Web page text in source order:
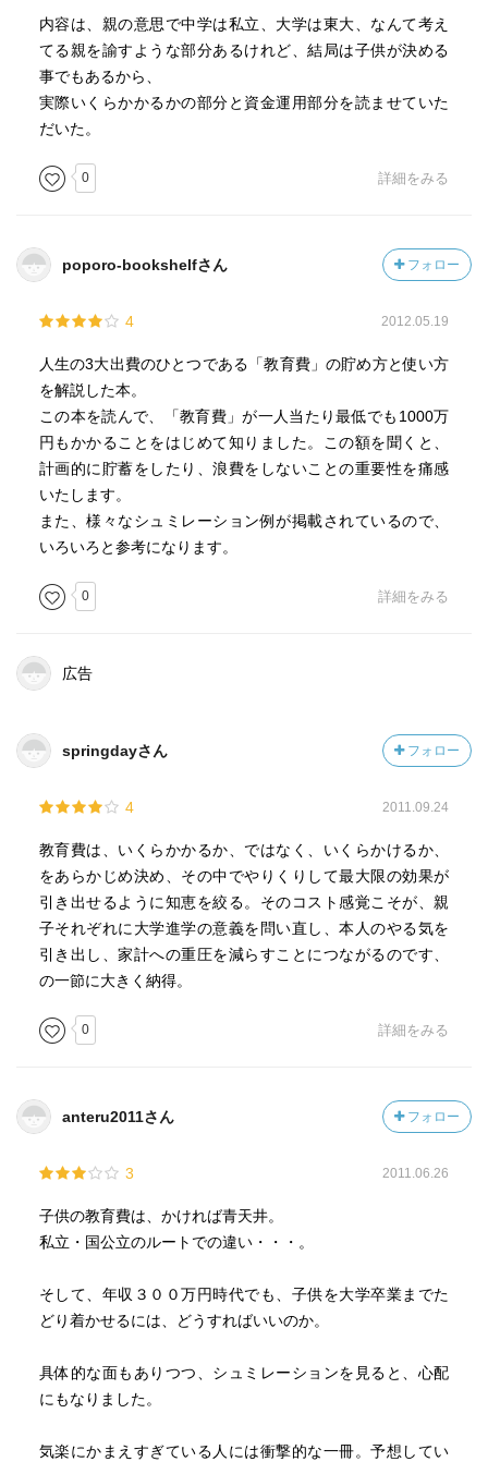
二人目の背中を押してくれた一冊です。
内容は、親の意思で中学は私立、大学は東大、なんて考え
てる親を諭すような部分あるけれど、結局は子供が決める
事でもあるから、
実際いくらかかるかの部分と資金運用部分を読ませていた
だいた。
0 詳細をみる
poporo-bookshelfさん フォロー
4 2012.05.19
人生の3大出費のひとつである「教育費」の貯め方と使い方
を解説した本。
この本を読んで、「教育費」が一人当たり最低でも1000万
円もかかることをはじめて知りました。この額を聞くと、
計画的に貯蓄をしたり、浪費をしないことの重要性を痛感
いたします。
また、様々なシュミレーション例が掲載されているので、
いろいろと参考になります。
0 詳細をみる
広告
springdayさん フォロー
4 2011.09.24
教育費は、いくらかかるか、ではなく、いくらかけるか、
をあらかじめ決め、その中でやりくりして最大限の効果が
引き出せるように知恵を絞る。そのコスト感覚こそが、親
子それぞれに大学進学の意義を問い直し、本人のやる気を
引き出し、家計への重圧を減らすことにつながるのです、
の一節に大きく納得。
0 詳細をみる
anteru2011さん フォロー
3 2011.06.26
子供の教育費は、かければ青天井。
私立・国公立のルートでの違い・・・。
そして、年収３００万円時代でも、子供を大学卒業までた
どり着かせるには、どうすればいいのか。
具体的な面もありつつ、シュミレーションを見ると、心配
にもなりました。
気楽にかまえすぎている人には衝撃的な一冊。予想してい